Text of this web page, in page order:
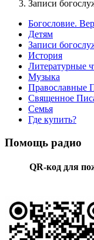
Записи
Богословие.
Детям
Записи
История
Литературные
Музыка
Православные
Священное
Семья
Где купить?
Помощь радио
QR-код для